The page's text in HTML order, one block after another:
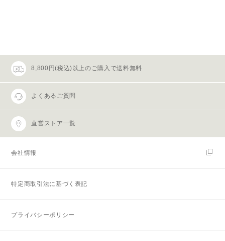
8,800円(税込)以上のご購入で送料無料
よくあるご質問
直営ストア一覧
会社情報
特定商取引法に基づく表記
プライバシーポリシー